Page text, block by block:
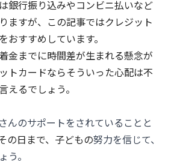
銀行振り込みやコンビニ払いなど
ますが、この記事ではクレジット
おすすめしています。
金までに時間差が生まれる懸念が
トカードならそういった心配は不
えるでしょう。
んのサポートをされていることと
の日まで、子どもの努力を信じて、
う。